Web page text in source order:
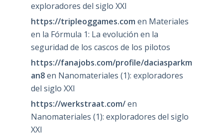
exploradores del siglo XXI
https://tripleoggames.com en Materiales
en la Fórmula 1: La evolución en la
seguridad de los cascos de los pilotos
https://fanajobs.com/profile/daciasparkm
an8en Nanomateriales (1): exploradores
del siglo XXI
https://werkstraat.com/en
Nanomateriales (1): exploradores del siglo
XXI